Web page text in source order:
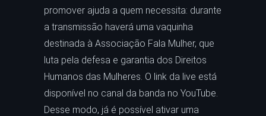
promover ajuda a quem necessita: durante
a transmissão haverá uma vaquinha
destinada à Associação Fala Mulher, que
luta pela defesa e garantia dos Direitos
Humanos das Mulheres. O link da live está
disponível no canal da banda no YouTube.
Desse modo, já é possível ativar uma